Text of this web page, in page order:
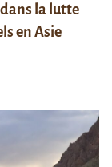
dans la lutte
en Asie